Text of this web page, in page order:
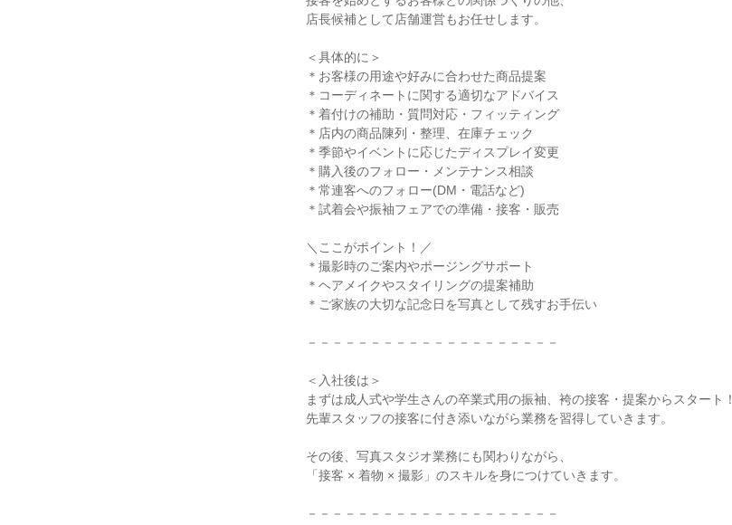
店長候補として店舗運営もお任せします。
＜具体的に＞
＊お客様の用途や好みに合わせた商品提案
＊コーディネートに関する適切なアドバイス
＊着付けの補助・質問対応・フィッティング
＊店内の商品陳列・整理、在庫チェック
＊季節やイベントに応じたディスプレイ変更
＊購入後のフォロー・メンテナンス相談
＊常連客へのフォロー(DM・電話など)
＊試着会や振袖フェアでの準備・接客・販売
＼ここがポイント！／
＊撮影時のご案内やポージングサポート
＊ヘアメイクやスタイリングの提案補助
＊ご家族の大切な記念日を写真として残すお手伝い
－－－－－－－－－－－－－－－－－－－－
＜入社後は＞
まずは成人式や学生さんの卒業式用の振袖、袴の接客・提案からスタート！
先輩スタッフの接客に付き添いながら業務を習得していきます。
その後、写真スタジオ業務にも関わりながら、
「接客 × 着物 × 撮影」のスキルを身につけていきます。
－－－－－－－－－－－－－－－－－－－－